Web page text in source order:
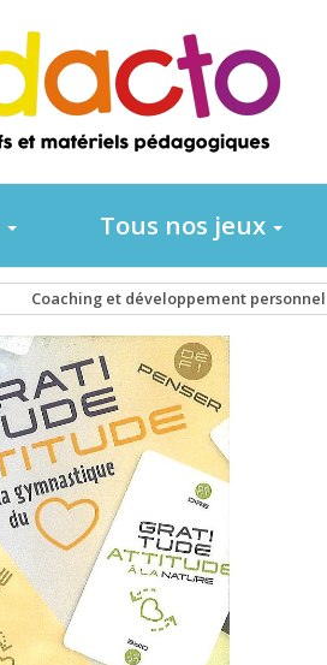
Tous nos jeux
Coaching et développement personnel